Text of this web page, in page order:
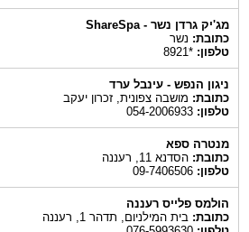
מג'יק גרדן נשר - ShareSpa
כתובת:נשר
טלפון:*8921
ניגון הנפש - עינבל ערד
כתובת:מושבה צפונית, זכרון יעקב
טלפון:054-2006933
מנטרה ספא
כתובת:הסדנא 11, רעננה
טלפון:09-7406506
הולמס פלייס רעננה
כתובת:בית המילניום, תדהר 1, רעננה